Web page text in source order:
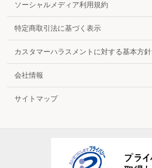
ソーシャルメディア利用規約
特定商取引法に基づく表示
カスタマーハラスメントに対する基本方針
会社情報
サイトマップ